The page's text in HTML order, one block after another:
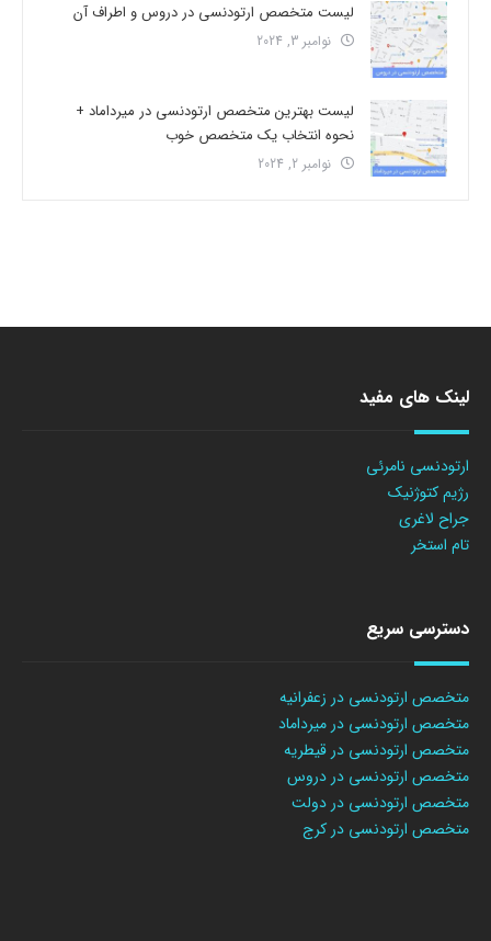
لیست متخصص ارتودنسی در دروس و اطراف آن
نوامبر 3, 2024
لیست بهترین متخصص ارتودنسی در میرداماد +
نحوه انتخاب یک متخصص خوب
نوامبر 2, 2024
لینک های مفید
ارتودنسی نامرئی
رژیم کتوژنیک
جراح لاغری
تام استخر
دسترسی سریع
متخصص ارتودنسی در زعفرانیه
متخصص ارتودنسی در میرداماد
متخصص ارتودنسی در قیطریه
متخصص ارتودنسی در دروس
متخصص ارتودنسی در دولت
متخصص ارتودنسی در کرج